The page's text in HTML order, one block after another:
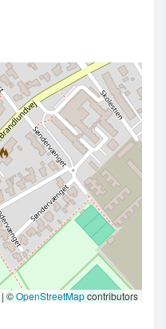
| ©OpenStreetMapcontributors